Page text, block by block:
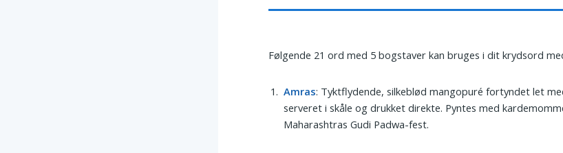
Følgende 21 ord med 5 bogstaver kan bruges i dit krydsord
Amras: Tyktflydende, silkeblød mangopuré fortyndet let
serveret i skåle og drukket direkte. Pyntes med
Maharashtras Gudi Padwa-fest.